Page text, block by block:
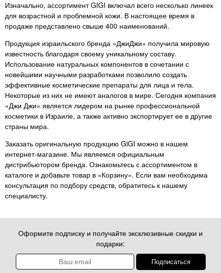
каждом продукте.!
Изначально, ассортимент GIGI включал всего несколько линеек
для возрастной и проблемной кожи. В настоящее время в
продаже представлено свыше 400 наименований.
Продукция израильского бренда «ДжиДжи» получила мировую
известность благодаря своему уникальному составу.
Использование натуральных компонентов в сочетании с
новейшими научными разработками позволило создать
эффективные косметические препараты для лица и тела.
Некоторые из них не имеют аналогов в мире. Сегодня компания
«Джи Джи» является лидером на рынке профессиональной
косметики в Израиле, а также активно экспортирует ее в другие
страны мира.
Заказать оригинальную продукцию GiGI можно в нашем
интернет-магазине. Мы являемся официальным
дистрибьютором бренда. Ознакомьтесь с ассортиментом в
каталоге и добавьте товар в «Корзину». Если вам необходима
консультация по подбору средств, обратитесь к нашему
специалисту.
Оформите подписку и получайте эксклюзивные скидки и
подарки: